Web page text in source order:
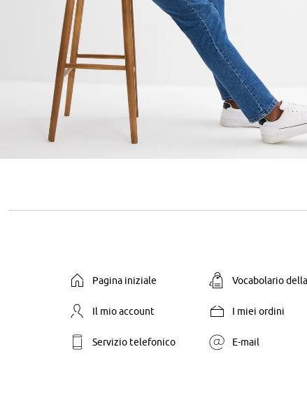
Pagina iniziale Vocabolario
Il mio account I miei ordini
Servizio telefonico E-mail